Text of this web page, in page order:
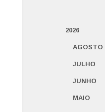
2026
AGOSTO
JULHO
JUNHO
MAIO